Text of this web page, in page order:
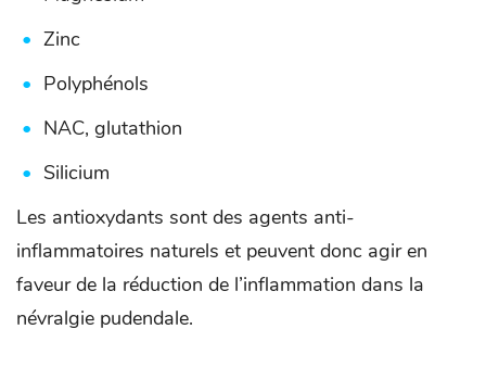
Zinc
Polyphénols
NAC, glutathion
Silicium
Les antioxydants sont des agents anti-
inflammatoires naturels et peuvent donc agir en
faveur de la réduction de l’inflammation dans la
névralgie pudendale.